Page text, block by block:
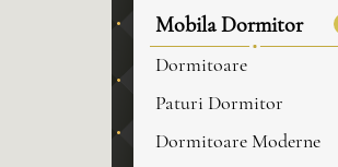
Mobila Dormitor
Dormitoare
Paturi Dormitor
Dormitoare Moderne